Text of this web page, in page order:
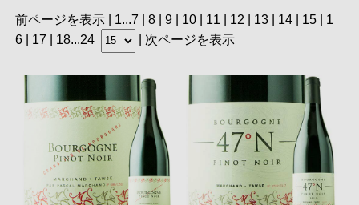
前ページを表示| 1...7 8| 9| 10| 11 | 12 | 13| 14| 15| 1
6| 17 18...24 次ページを表示